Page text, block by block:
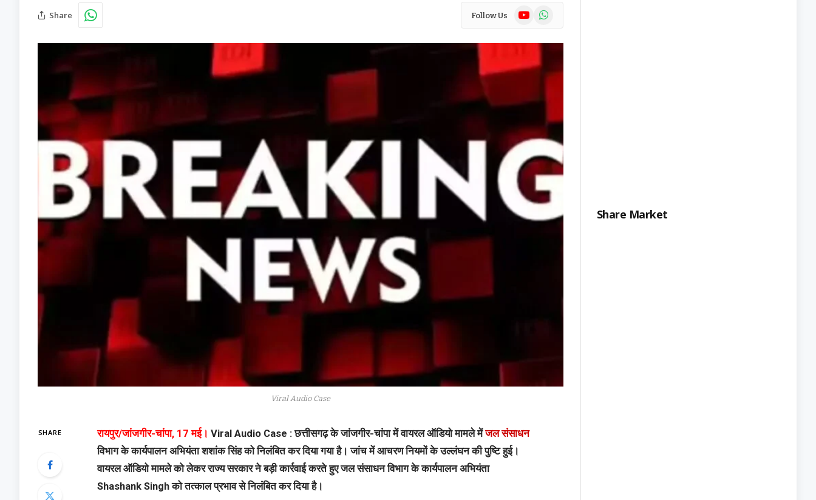
Share Follow Us YouTubeWhatsApp
Viral Audio Case
SHARE रायपुर/जांजगीर-चांपा, 17 मई। Viral Audio Case : छत्तीसगढ़ के जांजगीर-चांपा में वायरल ऑडियो मामले मेंजल संसाधन
विभाग के कार्यपालन अभियंता शशांक सिंह को निलंबित कर दिया गया है। जांच में आचरण नियमों के उल्लंघन की पुष्टि हुई।
वायरल ऑडियो मामले को लेकर राज्य सरकार ने बड़ी कार्रवाई करते हुए जल संसाधन विभाग के कार्यपालन अभियंता
Shashank Singhको तत्काल प्रभाव से निलंबित कर दिया है।
Share Market